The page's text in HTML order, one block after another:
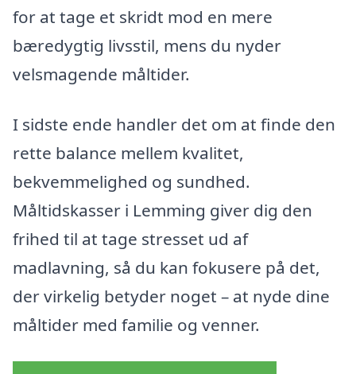
for at tage et skridt mod en mere
bæredygtig livsstil, mens du nyder
velsmagende måltider.
I sidste ende handler det om at finde den
rette balance mellem kvalitet,
bekvemmelighed og sundhed.
Måltidskasser i Lemming giver dig den
frihed til at tage stresset ud af
madlavning, så du kan fokusere på det,
der virkelig betyder noget – at nyde dine
måltider med familie og venner.